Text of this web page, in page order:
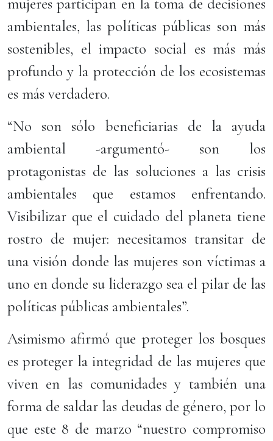
ambientales, las políticas públicas son más
sostenibles, el impacto social es más más
profundo y la protección de los ecosistemas
es más verdadero.
“No son sólo beneficiarias de la ayuda
ambiental -argumentó- son los
protagonistas de las soluciones a las crisis
ambientales que estamos enfrentando.
Visibilizar que el cuidado del planeta tiene
rostro de mujer: necesitamos transitar de
una visión donde las mujeres son víctimas a
uno en donde su liderazgo sea el pilar de las
políticas públicas ambientales”.
Asimismo afirmó que proteger los bosques
es proteger la integridad de las mujeres que
viven en las comunidades y también una
forma de saldar las deudas de género, por lo
que este 8 de marzo “nuestro compromiso